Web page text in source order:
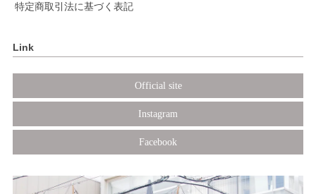
特定商取引法に基づく表記
Link
Official site
Instagram
Facebook